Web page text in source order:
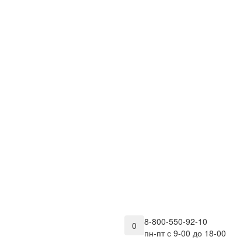
8-800-550-92-10
пн-пт с 9-00 до 18-00
0